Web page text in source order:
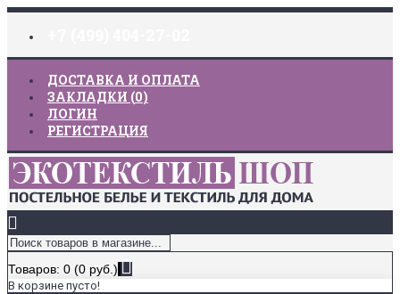
ДОСТАВКА И ОПЛАТА
ЗАКЛАДКИ (0)
ЛОГИН
РЕГИСТРАЦИЯ
Товаров: 0 (0 руб.)
В корзине пусто!